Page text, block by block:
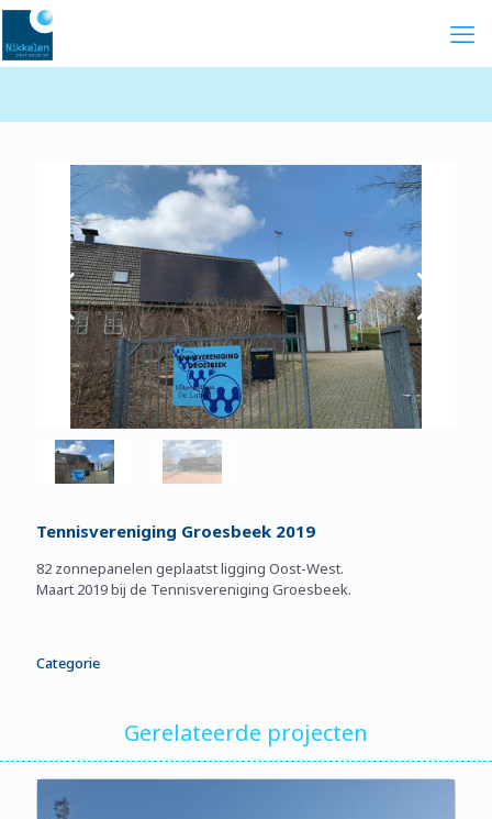
Tennisvereniging Groesbeek 2019
82 zonnepanelen geplaatst ligging Oost-West.
Maart 2019 bij de Tennisvereniging Groesbeek.
Categorie
Gerelateerde projecten